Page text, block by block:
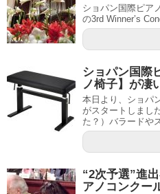
ショパン国際ピア
の3rd Winner’s
ショパン国際
ノ椅子】が凄
本日より、ショパ
がスタートしまし
た？）バラードや
“2次予選”進
アノコンクー